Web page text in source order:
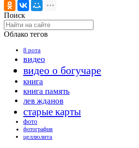
Поиск
Облако тегов
8 рота
видео
видео о богучаре
книга
книга память
лев жданов
старые карты
фото
фотография
целлюлита